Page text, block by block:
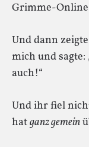
Grimme-
Und dann
mich und
auch!“
Und ihr fiel
hatganz gemein